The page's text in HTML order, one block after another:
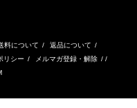
料について / 返品について /
リシー / メルマガ登録・解除 / /